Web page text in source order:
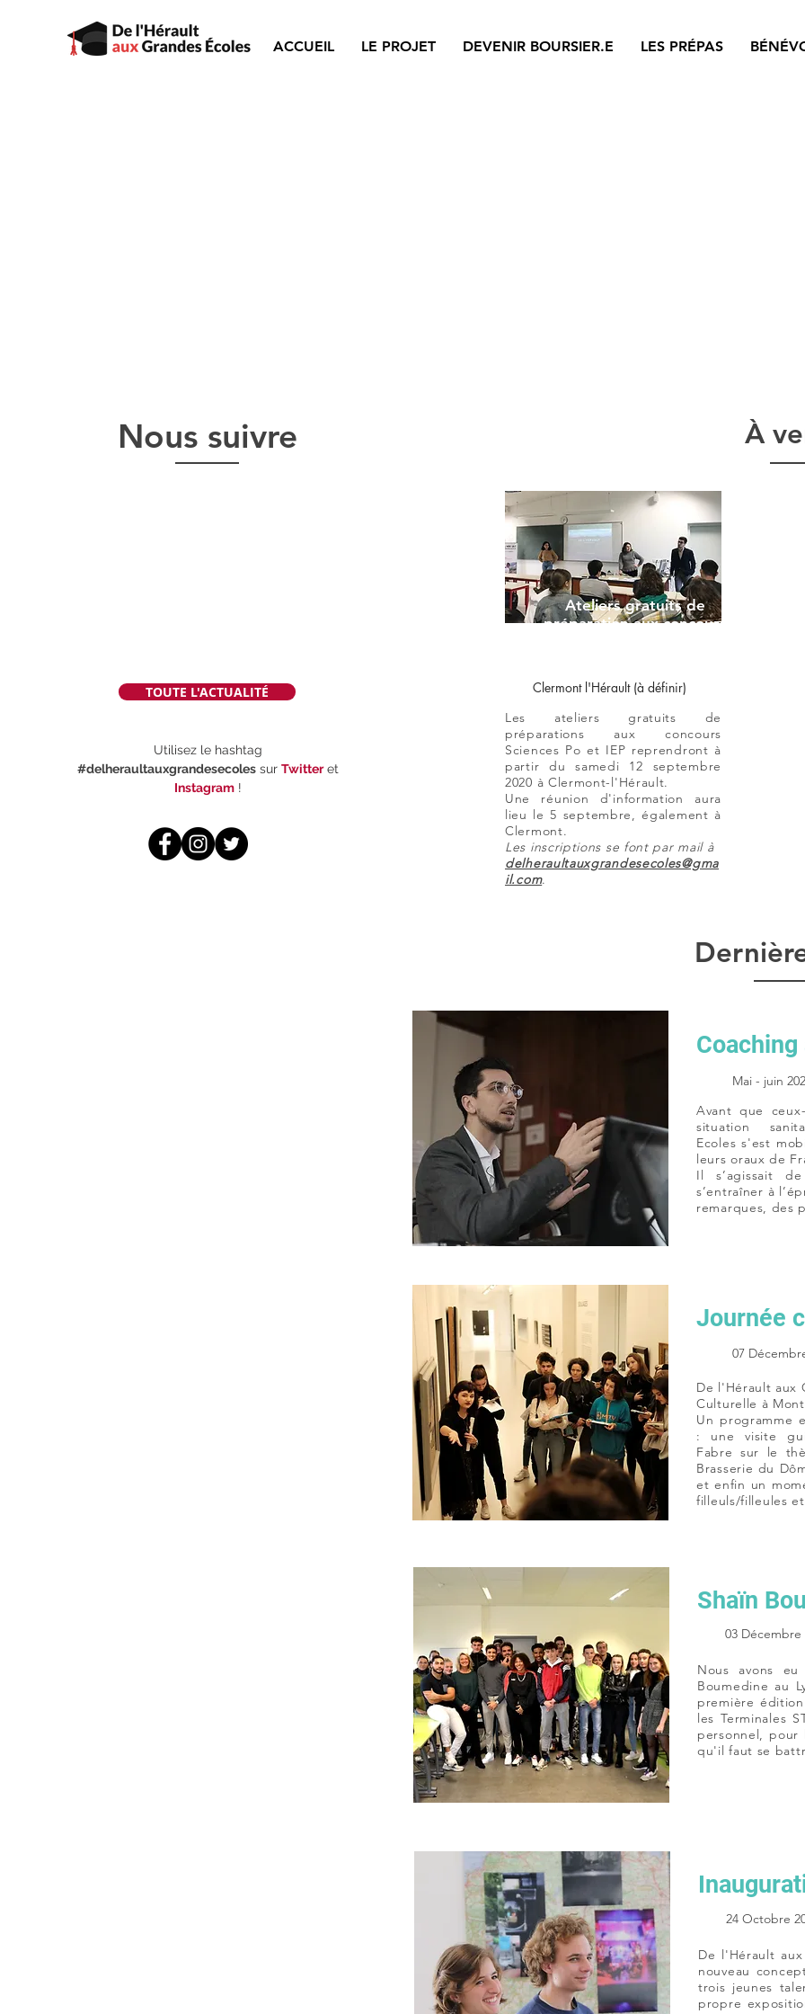
ACCUEIL LE PROJET DEVENIR BOURSIER.E LES PRÉPAS
Nous suivre
Utilisez le hashtag
#delheraultauxgrandesecolessur Twitteret
Instagram!
TOUTE L'ACTUALITÉ
À
Ateliers gratuits de
préparation aux concours
Clermont l'Hérault (à définir)
Les ateliers gratuits de
préparations aux concours
Sciences Po et IEP reprendront à
partir du samedi 12 septembre
2020 à Clermont-l'Hérault.
Une réunion d'information aura
lieu le 5 septembre, également à
Clermont.
Les inscriptions se font par mail à
delheraultauxgrandesecoles@gma
il.com.
Mai - juin
Avant que
situation
Ecoles s'est
leurs oraux de
Il s’agissait
s’entraîner à
remarques, des
Journée
07
De l'Hérault aux
Culturelle à
Un programme
: une visite
Fabre sur le
Brasserie du
et enfin un
filleuls/filleules
Shaïn
03 Décembre
Nous avons
Boumedine au
première
les Terminales
personnel,
qu'il faut se
24 Octobre
De l'Hérault
nouveau
trois jeunes
propre